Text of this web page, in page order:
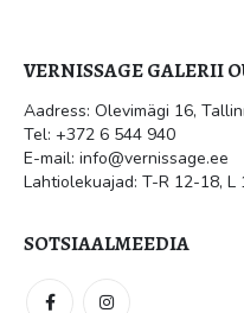
E-mail: info@vernissage.ee
SOTSIAALMEEDIA